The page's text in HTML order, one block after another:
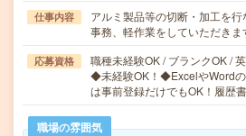
仕事内容
アルミ製品等の切断・加工を
事務、軽作業をしていただき
応募資格
職種未経験OK / ブランクOK /
◆未経験OK！◆ExcelやWord
は事前登録だけでもOK！履歴
職場の雰囲気